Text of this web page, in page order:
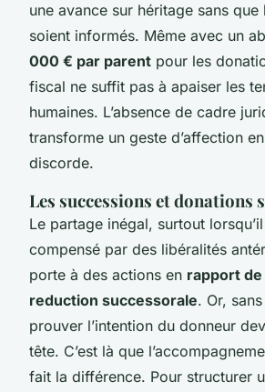
une avance sur héritage sans que
soient informés. Même avec un
000 € par parent pour les
fiscal ne suffit pas à apaiser les
humaines. L’absence de cadre
transforme un geste d’affection
discorde.
Les successions et donations
Le partage inégal, surtout lorsqu’il
compensé par des libéralités
porte à des actions en rapport
reduction successorale. Or,
prouver l’intention du donneur
tête. C’est là que
fait la différence. Pour structurer